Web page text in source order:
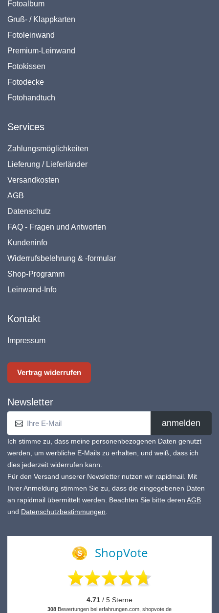
Fotoalbum
Gruß- / Klappkarten
Fotoleinwand
Premium-Leinwand
Fotokissen
Fotodecke
Fotohandtuch
Services
Zahlungsmöglichkeiten
Lieferung / Lieferländer
Versandkosten
AGB
Datenschutz
FAQ - Fragen und Antworten
Kundeninfo
Widerrufsbelehrung & -formular
Shop-Programm
Leinwand-Info
Kontakt
Impressum
Vertrag widerrufen
Newsletter
anmelden
Ich stimme zu, dass meine personenbezogenen Daten genutzt
werden, um werbliche E-Mails zu erhalten, und weiß, dass ich
dies jederzeit widerrufen kann.
Für den Versand unserer Newsletter nutzen wir rapidmail. Mit
Ihrer Anmeldung stimmen Sie zu, dass die eingegebenen Daten
an rapidmail übermittelt werden. Beachten Sie bitte deren AGB
und Datenschutzbestimmungen.
ShopVote
4.71 / 5 Sterne
308 Bewertungen bei erfahrungen.com, shopvote.de